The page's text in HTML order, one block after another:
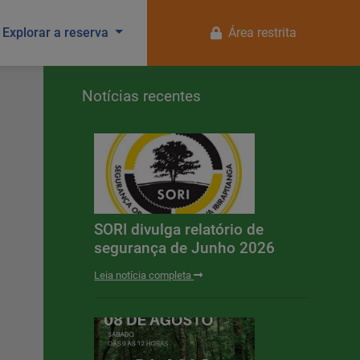
Explorar a reserva Área restrita
Notícias recentes
SORI divulga relatório de
segurança de Junho 2026
Leia notícia completa